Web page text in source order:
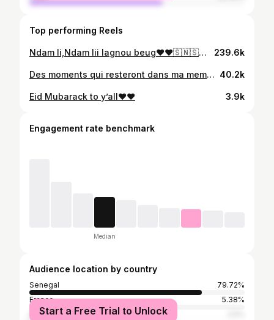
Top performing Reels
Ndam li,Ndam lii lagnou beug♥️♥️🇸🇳🇸🇳🥳🥳🥳 #fifaworldcup #proudlyafrican #proudlysenegalese 239.6k
Des moments qui resteront dans ma memoire for sure😭😭♥️🇸🇳🦁 ALHAMDOULILLAH 🙏🏾 #can2021 #senegal🇸🇳 #tiktoksenegal🇸🇳 40.2k
Eid Mubarack to y’all♥️♥️ 3.9k
Engagement rate benchmark
Median
Audience location by country
Senegal
79.72%
France
5.38%
United States
Start a Free Trial to Unlock